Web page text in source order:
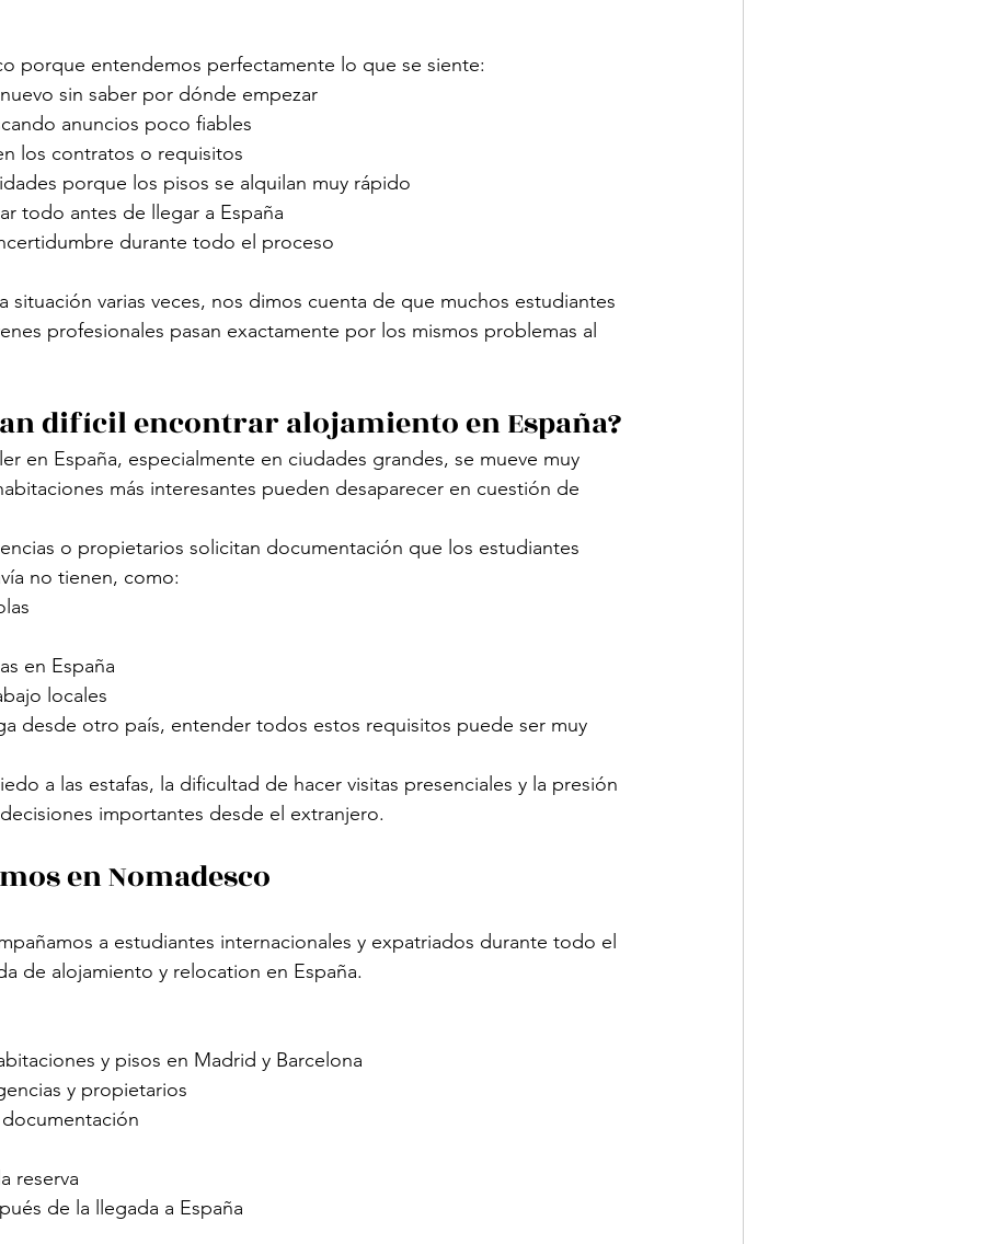
porque entendemos perfectamente lo que se siente:
sin saber por dónde empezar
anuncios poco fiables
los contratos o requisitos
porque los pisos se alquilan muy rápido
todo antes de llegar a España
durante todo el proceso
situación varias veces, nos dimos cuenta de que muchos estudiantes
profesionales pasan exactamente por los mismos problemas al
difícil encontrar alojamiento en España?
en España, especialmente en ciudades grandes, se mueve muy
más interesantes pueden desaparecer en cuestión de
o propietarios solicitan documentación que los estudiantes
no tienen, como:
en España
locales
desde otro país, entender todos estos requisitos puede ser muy
a las estafas, la dificultad de hacer visitas presenciales y la presión
importantes desde el extranjero.
en Nomadesco
a estudiantes internacionales y expatriados durante todo el
de alojamiento y relocation en España.
y pisos en Madrid y Barcelona
y propietarios
reserva
de la llegada a España